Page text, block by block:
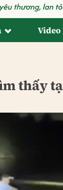
Video
thấy